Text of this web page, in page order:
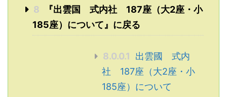
8
『出雲国 式内社 187座（大2座・小
185座）について』に戻る
8.0.0.1
出雲國 式内
社 187座（大2座・小
185座）について